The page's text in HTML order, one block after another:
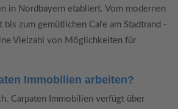
in Nordbayern etabliert. Vom modernen
bis zum gemütlichen Cafe am Stadtrand -
Vielzahl von Möglichkeiten für
Immobilien arbeiten?
Carpaten Immobilien verfügt über